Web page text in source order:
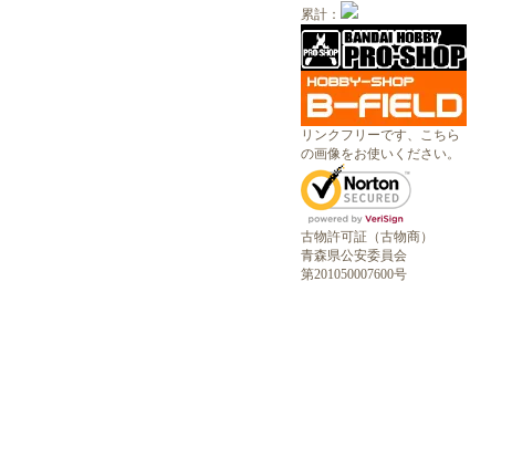
累計：
リンクフリーです、こちら
の画像をお使いください。
古物許可証（古物商）
青森県公安委員会
第201050007600号